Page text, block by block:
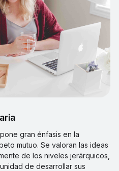
gran énfasis en la
mutuo. Se valoran las ideas
de los niveles jerárquicos,
de desarrollar sus